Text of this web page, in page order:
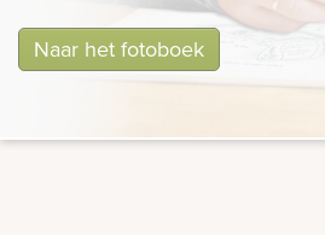
Naar het fotoboek